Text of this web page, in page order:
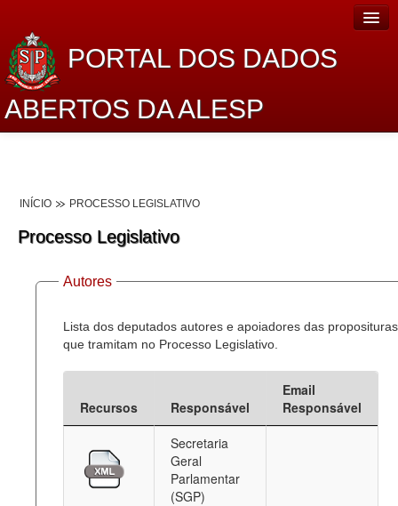
PORTAL DOS DADOS
ABERTOS DA ALESP
Lei de Acesso à Informação
Dados Governamentais Abertos
Planejamento
Catálogo de dados
Deputados Estaduais
Administração
INÍCIO PROCESSO LEGISLATIVO
Processo Legislativo
Autores
Lista dos deputados autores e apoiadores das proposituras
que tramitam no Processo Legislativo.
Recursos Responsável
Email
Responsável
Secretaria
Geral
Parlamentar
(SGP)